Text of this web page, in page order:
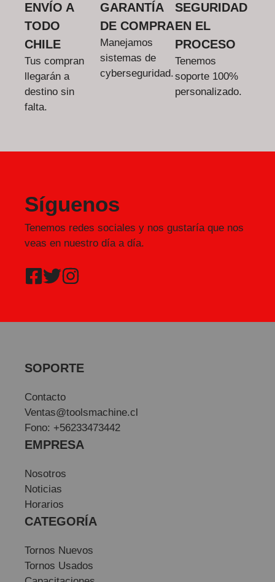
ENVÍO A
TODO
CHILE
Tus compran
llegarán a
destino sin
falta.
GARANTÍA
DE COMPRA
Manejamos
sistemas de
cyberseguridad.
SEGURIDAD
EN EL
PROCESO
Tenemos
soporte 100%
personalizado.
Síguenos
Tenemos redes sociales y nos gustaría que nos
veas en nuestro día a día.
SOPORTE
Contacto
Ventas@toolsmachine.cl
Fono: +56233473442
EMPRESA
Nosotros
Noticias
Horarios
CATEGORÍA
Tornos Nuevos
Tornos Usados